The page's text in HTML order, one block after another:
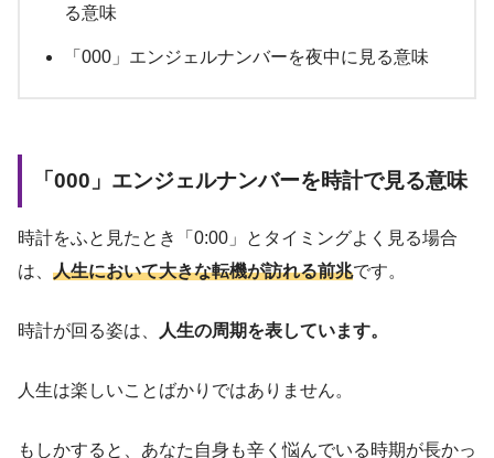
る意味
「000」エンジェルナンバーを夜中に見る意味
「000」エンジェルナンバーを時計で見る意味
時計をふと見たとき「0:00」とタイミングよく見る場合
は、 人生において大きな転機が訪れる前兆です。
時計が回る姿は、 人生の周期を表しています。
人生は楽しいことばかりではありません。
もしかすると、あなた自身も辛く悩んでいる時期が長かっ